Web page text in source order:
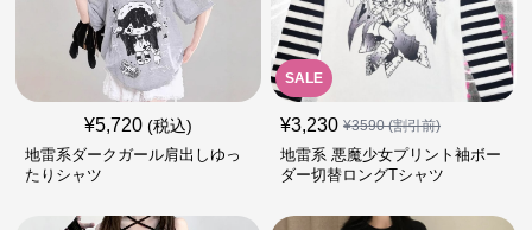
¥5,720 (税込)
地雷系ダークガール肩出しゆっ
たりシャツ
SALE
¥3,230 ¥3590(割引前)
地雷系 悪魔少女プリント袖ボー
ダー切替ロングTシャツ